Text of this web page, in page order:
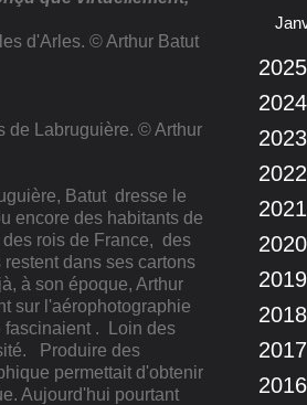
d'Arles. © Arthur Batut
de Labruguière. © Arthur
Batut dresse le
encore des habitants de
des rois de France, des
dans ses cartons
à son époque, Arthur
sur l'aérophotographie
fascinaient . Loin des
Produire des
permettait d'obtenir
Aujourd'hui pourtant
2025
2024
2023
2022
2021
2020
2019
2018
2017
2016